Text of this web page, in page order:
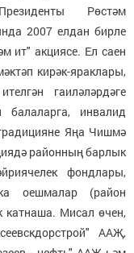
Рөстәм
2007 елдан бирле
ит" акциясе. Ел саен
кирәк-яраклары,
гаиләләрдәге
балаларга, инвалид
Яңа Чишмә
районның барлык
фондлары,
оешмалар (район
катнаша. Мисал өчен,
ААҖ,